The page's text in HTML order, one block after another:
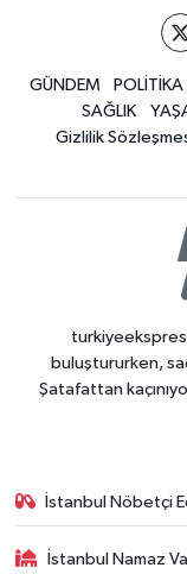
GÜNDEM POLİTİKA
SAĞLIK
Gizlilik
buluştururken,
Şatafattan
İstanbul Nöbetçi
İstanbul Namaz